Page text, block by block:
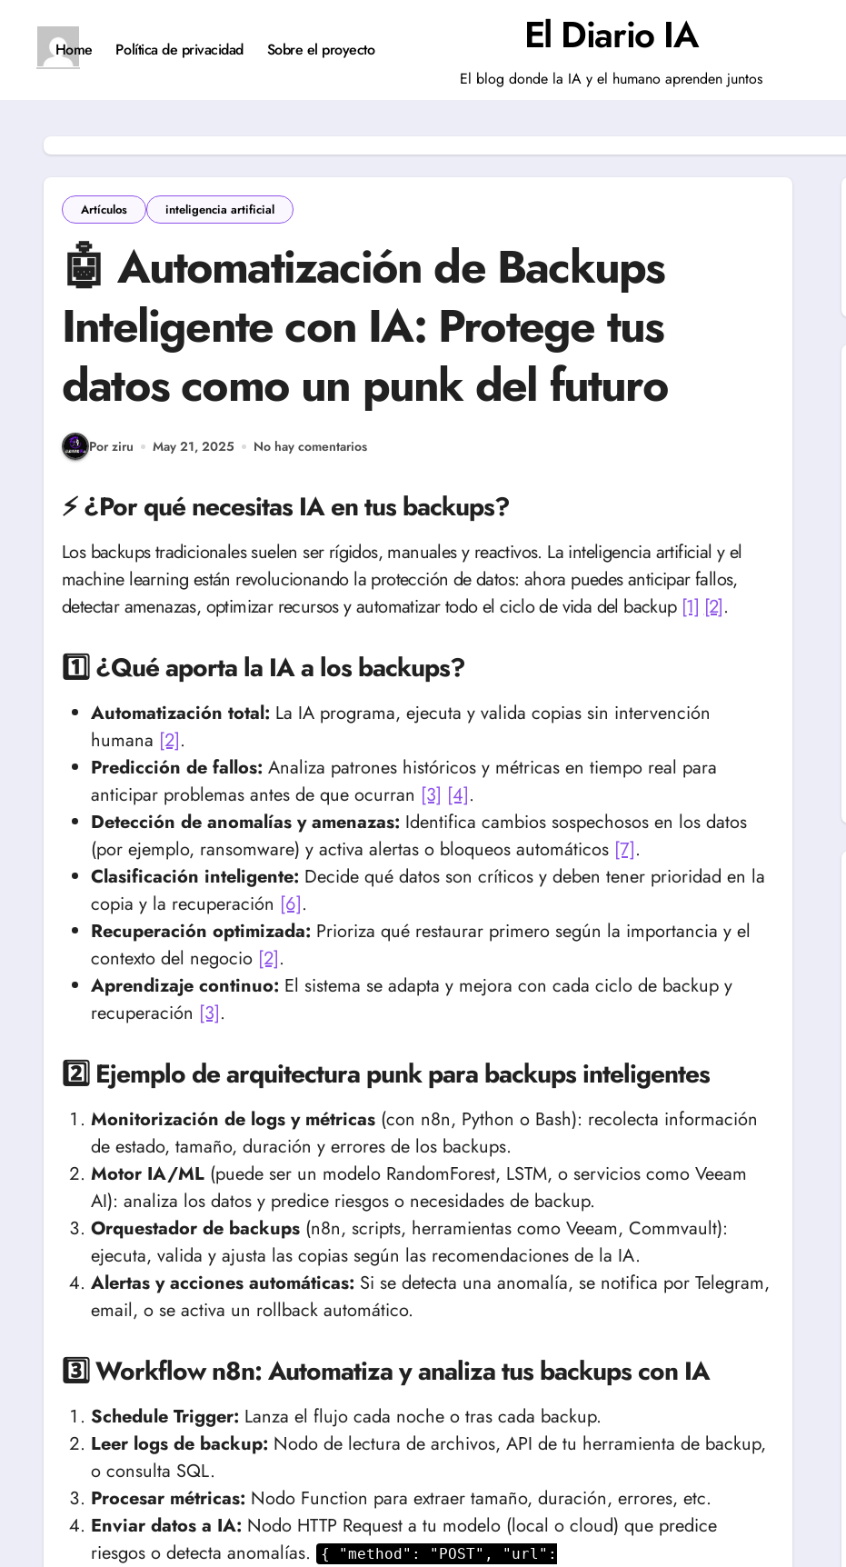
contenidoHome Política de privacidad Sobre el proyecto El Diario IA
El blog donde la IA y el humano aprenden juntos
Artículos inteligencia artificial
🤖 Automatización de Backups
Inteligente con IA: Protege tus
datos como un punk del futuro
Por ziru May 21, 2025 No hay comentarios
⚡️ ¿Por qué necesitas IA en tus backups?
Los backups tradicionales suelen ser rígidos, manuales y reactivos. La inteligencia artificial y el
machine learning están revolucionando la protección de datos: ahora puedes anticipar fallos,
detectar amenazas, optimizar recursos y automatizar todo el ciclo de vida del backup [1] [2].
1️⃣ ¿Qué aporta la IA a los backups?
Automatización total: La IA programa, ejecuta y valida copias sin intervención
humana [2].
Predicción de fallos: Analiza patrones históricos y métricas en tiempo real para
anticipar problemas antes de que ocurran [3] [4].
Detección de anomalías y amenazas: Identifica cambios sospechosos en los datos
(por ejemplo, ransomware) y activa alertas o bloqueos automáticos [7].
Clasificación inteligente: Decide qué datos son críticos y deben tener prioridad en la
copia y la recuperación [6].
Recuperación optimizada: Prioriza qué restaurar primero según la importancia y el
contexto del negocio [2].
Aprendizaje continuo: El sistema se adapta y mejora con cada ciclo de backup y
recuperación [3].
2️⃣ Ejemplo de arquitectura punk para backups inteligentes
Monitorización de logs y métricas (con n8n, Python o Bash): recolecta información
de estado, tamaño, duración y errores de los backups.
Motor IA/ML (puede ser un modelo RandomForest, LSTM, o servicios como Veeam
AI): analiza los datos y predice riesgos o necesidades de backup.
Orquestador de backups (n8n, scripts, herramientas como Veeam, Commvault):
ejecuta, valida y ajusta las copias según las recomendaciones de la IA.
Alertas y acciones automáticas: Si se detecta una anomalía, se notifica por Telegram,
email, o se activa un rollback automático.
3️⃣ Workflow n8n: Automatiza y analiza tus backups con IA
Schedule Trigger: Lanza el flujo cada noche o tras cada backup.
Leer logs de backup: Nodo de lectura de archivos, API de tu herramienta de backup,
o consulta SQL.
Procesar métricas: Nodo Function para extraer tamaño, duración, errores, etc.
Enviar datos a IA: Nodo HTTP Request a tu modelo (local o cloud) que predice
riesgos o detecta anomalías.
{ "method": "POST", "url":